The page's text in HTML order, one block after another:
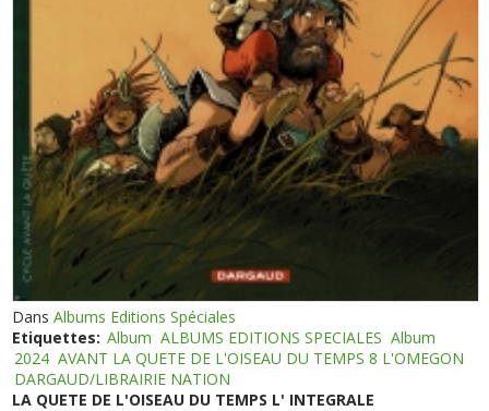
DansAlbums Editions Spéciales
Etiquettes: Album ALBUMS EDITIONS SPECIALES Album
2024 AVANT LA QUETE DE L'OISEAU DU TEMPS 8 L'OMEGON
DARGAUD/LIBRAIRIE NATION
LA QUETE DE L'OISEAU DU TEMPS L' INTEGRALE